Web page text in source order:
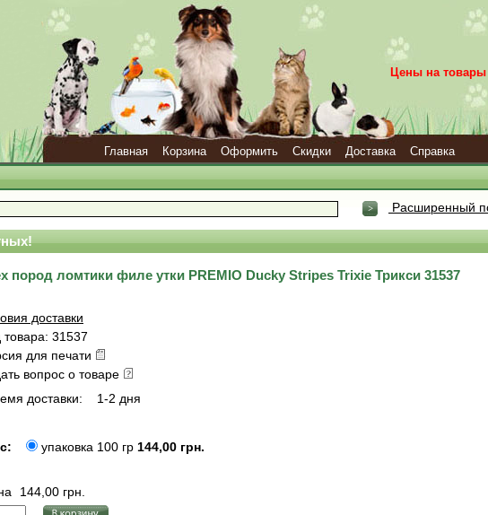
Цены на
Главная Корзина Оформить Скидки Доставка Справка
Расширенный
пород ломтики филе утки PREMIO Ducky Stripes Trixie Трикси 31537
доставки
товара: 31537
для печати
вопрос о товаре
доставки:
1-2 дня
упаковка 100 гр 144,00 грн.
144,00 грн.